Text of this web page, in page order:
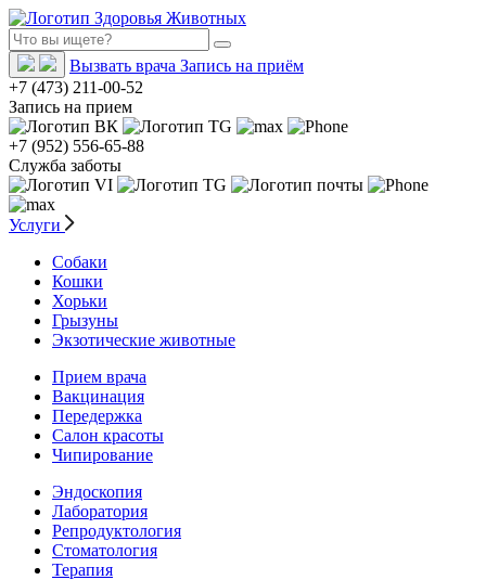
Вызвать врача Запись на приём
+7 (473) 211-00-52
Запись на прием
+7 (952) 556-65-88
Служба заботы
Услуги
Собаки
Кошки
Хорьки
Грызуны
Экзотические животные
Прием врача
Вакцинация
Передержка
Салон красоты
Чипирование
Эндоскопия
Лаборатория
Репродуктология
Стоматология
Терапия